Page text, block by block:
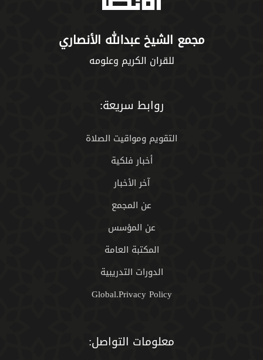
مجمع الشيخ عبدالله الأنصاري
للقران الكريم وعلومه
روابط سريعة:
التقويم ومواقيت الصلاة
أخبار فلكية
آخر الأخبار
عن المجمع
عن المؤسس
المكتبة العامة
الدورات التدريبية
Global.Privacy Policy
معلومات التواصل: